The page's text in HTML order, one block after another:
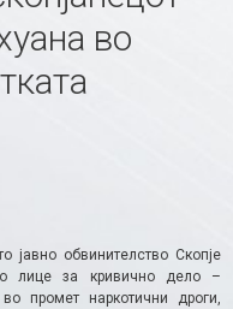
во
јавно обвинителство Скопје
лице за кривично дело –
промет наркотични дроги,